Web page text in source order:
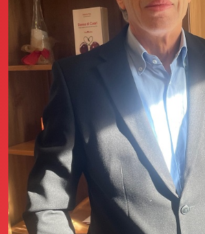
Annunci Donne
Agenzia matrimoniale Club di Più
Il libro Donna di Cuori
Quanto costa Club di Più
Love Academy
Domande Frequenti
Impegno Sociale
Le nostre sedi